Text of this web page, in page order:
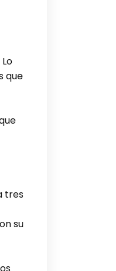
que
tres
su